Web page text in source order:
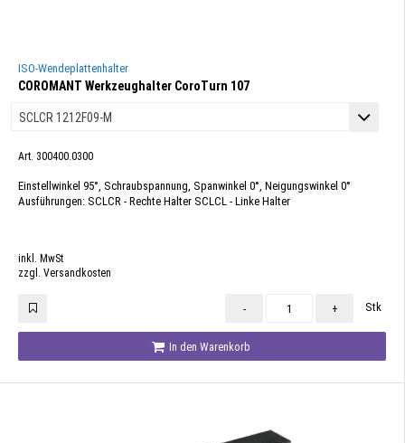
ISO-Wendeplattenhalter
COROMANT Werkzeughalter CoroTurn 107
Art. 300400.0300
Einstellwinkel 95°, Schraubspannung, Spanwinkel 0°, Neigungswinkel 0°
Ausführungen: SCLCR - Rechte Halter SCLCL - Linke Halter
inkl. MwSt
zzgl. Versandkosten
- + Stk
In den Warenkorb